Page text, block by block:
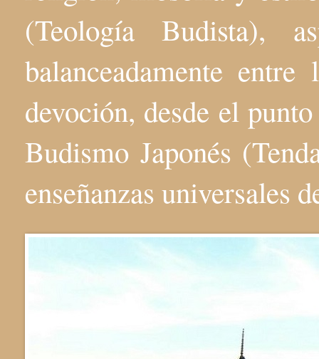
(Teología Budista),
balanceadamente
devoción, desde el
Budismo Japonés
enseñanzas universales